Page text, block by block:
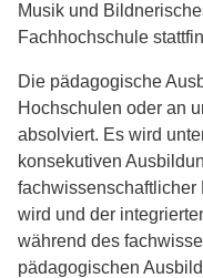
Musik und
Fachhochschule
Die pädagogische
Hochschulen oder an
absolviert. Es wird
konsekutiven
fachwissenschaftlicher
wird und der
während des
pädagogischen